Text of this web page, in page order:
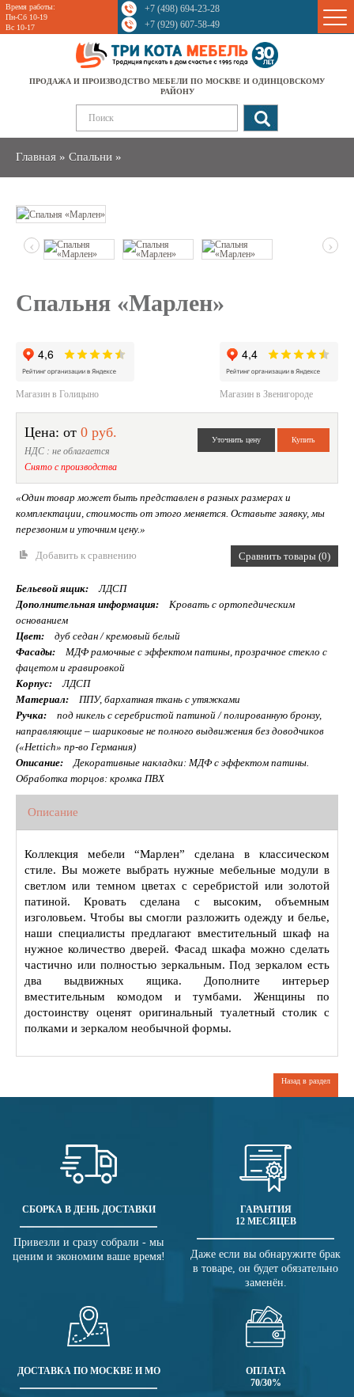
Время работы:
Пн-Сб 10-19
Вс 10-17
+7 (498) 694-23-28
+7 (929) 607-58-49
ПРОДАЖА И ПРОИЗВОДСТВО МЕБЕЛИ ПО МОСКВЕ И ОДИНЦОВСКОМУ
РАЙОНУ
Главная » Спальни »
Sale
‹ ›
Спальня «Марлен»
Магазин в Голицыно Магазин в Звенигороде
Цена: от 0 руб.
НДС : не облагается
Снято с производства
«Один товар может быть представлен в разных размерах и
комплектации, стоимость от этого меняется. Оставьте заявку, мы
перезвоним и уточним цену.»
Добавить к сравнению Сравнить товары (0)
Бельевой ящик:
ЛДСП
Дополнительная информация:
Кровать с ортопедическим
основанием
Цвет:
дуб седан / кремовый белый
Фасады:
МДФ рамочные с эффектом патины, прозрачное стекло с
фацетом и гравировкой
Корпус:
ЛДСП
Материал:
ППУ, бархатная ткань с утяжками
Ручка:
под никель с серебристой патиной / полированную бронзу,
направляющие – шариковые не полного выдвижения без доводчиков
(«Hettich» пр-во Германия)
Описание:
Декоративные накладки: МДФ с эффектом патины.
Обработка торцов: кромка ПВХ
Описание
Коллекция мебели “Марлен” сделана в классическом
стиле. Вы можете выбрать нужные мебельные модули в
светлом или темном цветах с серебристой или золотой
патиной. Кровать сделана с высоким, объемным
изголовьем. Чтобы вы смогли разложить одежду и белье,
наши специалисты предлагают вместительный шкаф на
нужное количество дверей. Фасад шкафа можно сделать
частично или полностью зеркальным. Под зеркалом есть
два выдвижных ящика. Дополните интерьер
вместительным комодом и тумбами. Женщины по
достоинству оценят оригинальный туалетный столик с
полками и зеркалом необычной формы.
Назад в раздел
СБОРКА В ДЕНЬ ДОСТАВКИ
Привезли и сразу собрали - мы
ценим и экономим ваше время!
ГАРАНТИЯ
12 МЕСЯЦЕВ
Даже если вы обнаружите брак
в товаре, он будет обязательно
заменён.
ДОСТАВКА ПО МОСКВЕ И МО
ОПЛАТА
70/30%